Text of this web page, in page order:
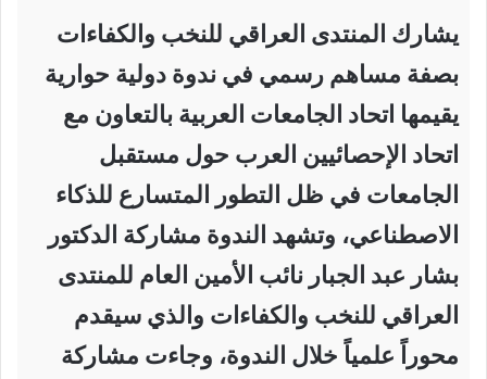
يشارك المنتدى العراقي للنخب والكفاءات
بصفة مساهم رسمي في ندوة دولية حوارية
يقيمها اتحاد الجامعات العربية بالتعاون مع
اتحاد الإحصائيين العرب حول مستقبل
الجامعات في ظل التطور المتسارع للذكاء
الاصطناعي، وتشهد الندوة مشاركة الدكتور
بشار عبد الجبار نائب الأمين العام للمنتدى
العراقي للنخب والكفاءات والذي سيقدم
محوراً علمياً خلال الندوة، وجاءت مشاركة